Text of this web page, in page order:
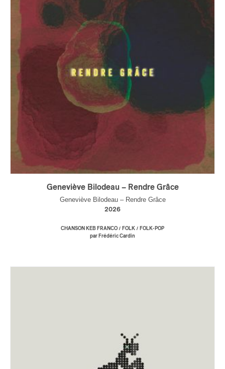
Geneviève Bilodeau – Rendre Grâce
Geneviève Bilodeau – Rendre Grâce
2026
CHANSON KEB FRANCO / FOLK / FOLK-POP
par Frédéric Cardin